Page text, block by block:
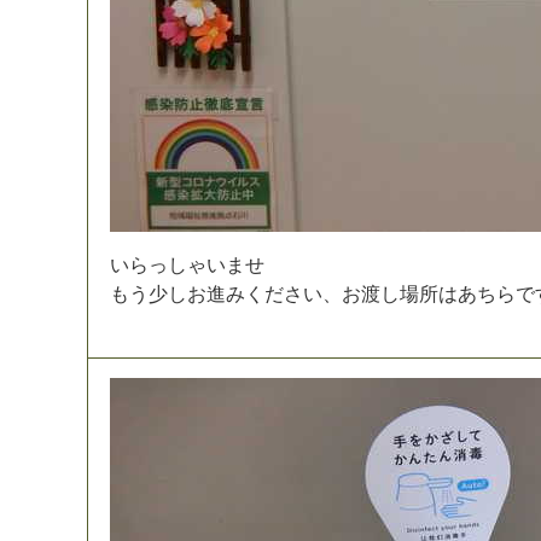
いら っ し ゃい ま せ
も う 少しお進み く ださ い お渡し場所はあち らで